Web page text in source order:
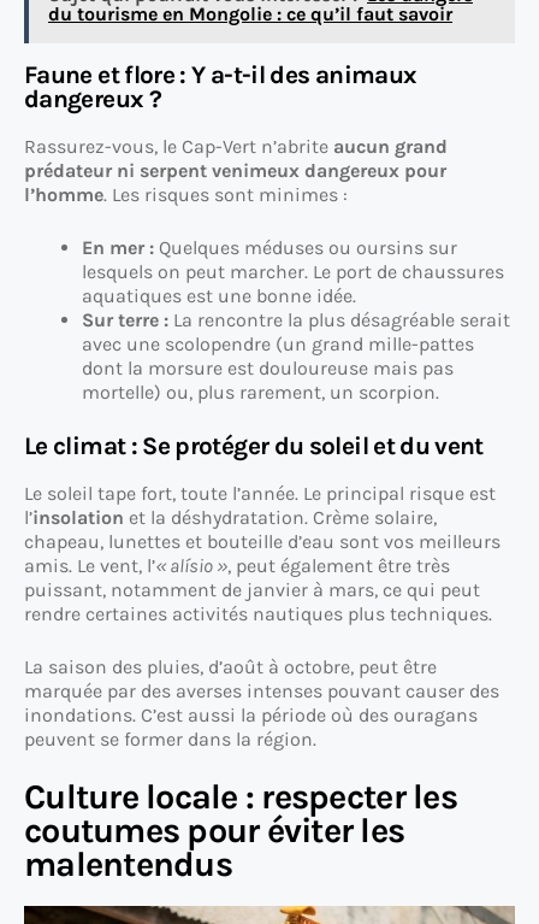
du tourisme en Mongolie : ce qu’il faut savoir
Faune et flore : Y a-t-il des animaux
dangereux ?
Rassurez-vous, le Cap-Vert n’abrite aucun grand
prédateur ni serpent venimeux dangereux pour
l’homme. Les risques sont minimes :
En mer : Quelques méduses ou oursins sur
lesquels on peut marcher. Le port de chaussures
aquatiques est une bonne idée.
Sur terre : La rencontre la plus désagréable serait
avec une scolopendre (un grand mille-pattes
dont la morsure est douloureuse mais pas
mortelle) ou, plus rarement, un scorpion.
Le climat : Se protéger du soleil et du vent
Le soleil tape fort, toute l’année. Le principal risque est
l’insolation et la déshydratation. Crème solaire,
chapeau, lunettes et bouteille d’eau sont vos meilleurs
amis. Le vent, l’« alísio », peut également être très
puissant, notamment de janvier à mars, ce qui peut
rendre certaines activités nautiques plus techniques.
La saison des pluies, d’août à octobre, peut être
marquée par des averses intenses pouvant causer des
inondations. C’est aussi la période où des ouragans
peuvent se former dans la région.
Culture locale : respecter les
coutumes pour éviter les
malentendus